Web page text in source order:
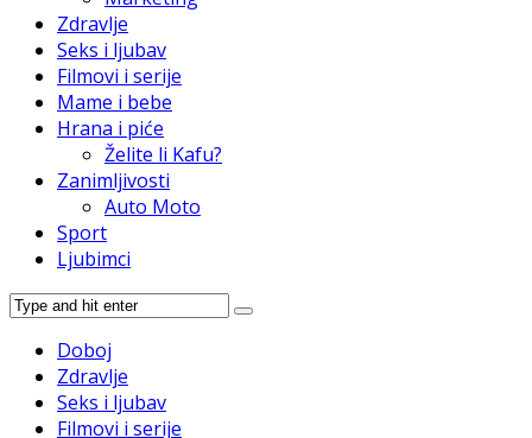
Zdravlje
Seks i ljubav
Filmovi i serije
Mame i bebe
Hrana i piće
Želite li Kafu?
Zanimljivosti
Auto Moto
Sport
Ljubimci
Doboj
Zdravlje
Seks i ljubav
Filmovi i serije